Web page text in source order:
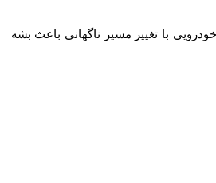
با تغییر مسیر ناگهانی باعث بشه